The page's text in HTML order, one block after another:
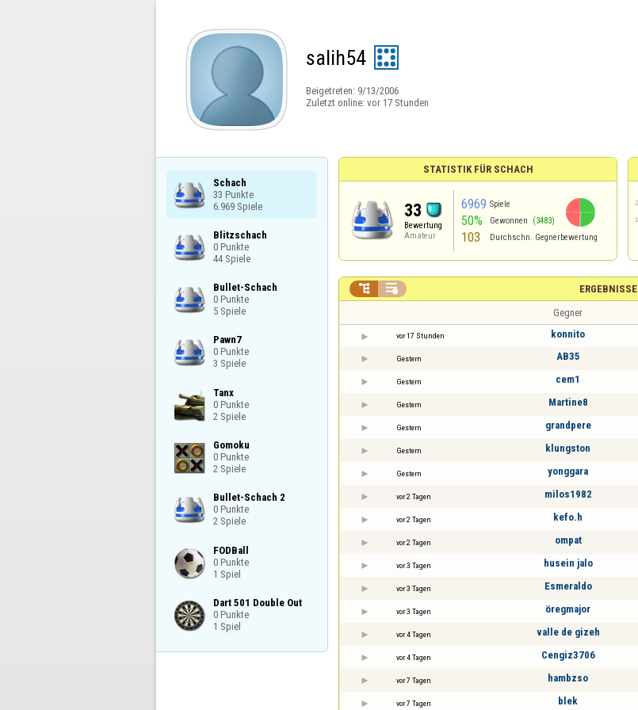
salih54
Beigetreten: 9/13/2006
Zuletzt online: vor 17 Stunden
Schach
33 Punkte
6.969 Spiele
Blitzschach
0 Punkte
44 Spiele
Bullet-Schach
0 Punkte
5 Spiele
Pawn7
0 Punkte
3 Spiele
Tanx
0 Punkte
2 Spiele
Gomoku
0 Punkte
2 Spiele
Bullet-Schach 2
0 Punkte
2 Spiele
FODBall
0 Punkte
1 Spiel
Dart 501 Double Out
0 Punkte
1 Spiel
STATISTIK FÜR SCHACH
33
Bewertung
Amateur
6969 Spiele
50% Gewonnen (3483)
103 Durchschn. Gegnerbewertung
ERGEBNISSE
 
Gegner
vor 17 Stunden konnito
Gestern AB35
Gestern cem1
Gestern Martine8
Gestern grandpere
Gestern klungston
Gestern yonggara
vor 2 Tagen milos1982
vor 2 Tagen kefo.h
vor 2 Tagen ompat
vor 3 Tagen husein jalo
vor 3 Tagen Esmeraldo
vor 3 Tagen öregmajor
vor 4 Tagen valle de gizeh
vor 4 Tagen Cengiz3706
vor 7 Tagen hambzso
vor 7 Tagen blek